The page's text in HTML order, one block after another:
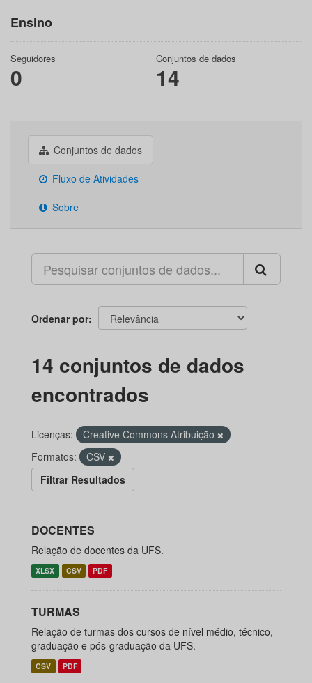
Ensino
Seguidores
0
Conjuntos de dados
14
Conjuntos de dados
Fluxo de Atividades
Sobre
Ordenar por
14 conjuntos de dados
encontrados
Licenças:
Creative Commons Atribuição
Formatos:
CSV
Filtrar Resultados
DOCENTES
Relação de docentes da UFS.
XLSX CSV PDF
TURMAS
Relação de turmas dos cursos de nível médio, técnico,
graduação e pós-graduação da UFS.
CSV PDF